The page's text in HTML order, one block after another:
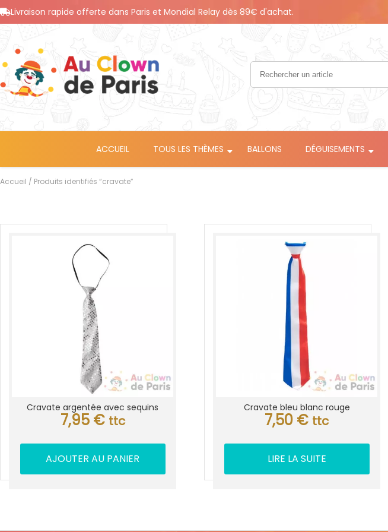
Livraison rapide offerte dans Paris et Mondial Relay dès 89€ d'achat.
ACCUEIL TOUS LES THÈMES BALLONS DÉGUISEMENTS
Accueil / Produits identifiés “cravate”
Cravate argentée avec sequins
7,95 € ttc
AJOUTER AU PANIER
Cravate bleu blanc rouge
7,50 € ttc
LIRE LA SUITE